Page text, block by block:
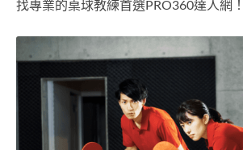
找專業的桌球教練首選PRO360達人網！